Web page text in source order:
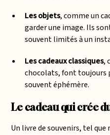
Les objets, comme un
garder une image. Ils
souvent limités à un
Les cadeaux classiques,
chocolats, font toujours
souvent éphémère.
Le cadeau qui crée
Un livre de souvenirs, tel